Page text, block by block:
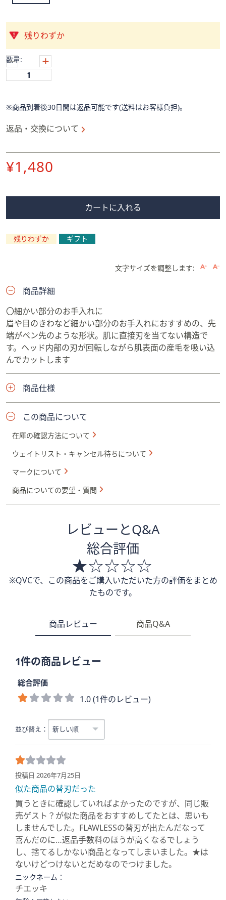
ワ
プ
し
て
閲
覧
き
す。
残りわずか
数量:
※商品到着後30日間は返品可能です(送料はお客様負担)。
返品・交換について
削
¥1,480
カートに入れる
残りわずか ギフト
文字サイズを調整します:
商品詳細
〇細かい部分のお手入れに
眉や目のきわなど細かい部分のお手入れにおすすめの、先
端がペン先のような形状。肌に直接刃を当てない構造で
す。ヘッド内部の刃が回転しながら肌表面の産毛を吸い込
んでカットします
商品仕様
この商品について
在庫の確認方法について
ウェイトリスト・キャンセル待ちについて
マークについて
商品についての要望・質問
レビューとQ&A
総合評価
※QVCで、この商品をご購入いただいた方の評価をまとめ
たものです。
商品レビュー 商品Q&A
1件の商品レビュー
総合評価
1.0 (1件のレビュー)
並び替え：
投稿日 2026年7月25日
似た商品の替刃だった
買うときに確認していればよかったのですが、同じ販
売ゲスト？が似た商品をおすすめしてたとは、思いも
しませんでした。FLAWLESSの替刃が出たんだなって
喜んだのに…返品手数料のほうが高くなるでしょう
し、捨てるしかない商品となってしまいました。★は
ないけどつけないとだめなのでつけました。
ニックネーム：
チエッキ